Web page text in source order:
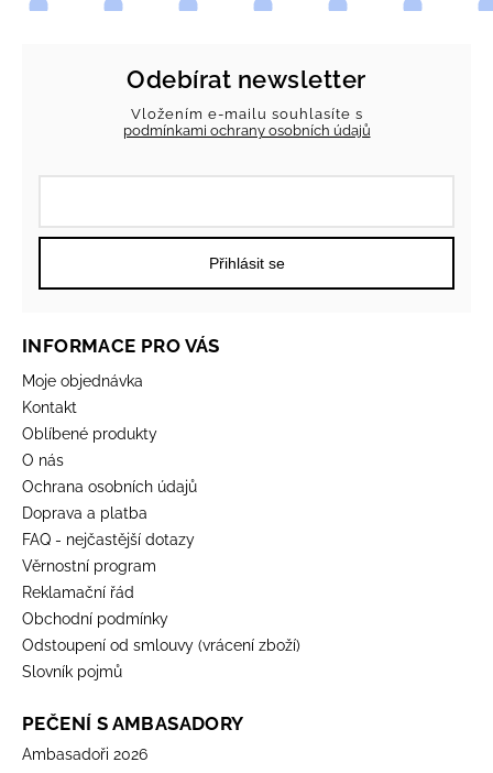
Odebírat newsletter
Vložením e-mailu souhlasíte s
podmínkami ochrany osobních údajů
Přihlásit se
INFORMACE PRO VÁS
Moje objednávka
Kontakt
Oblíbené produkty
O nás
Ochrana osobních údajů
Doprava a platba
FAQ - nejčastější dotazy
Věrnostní program
Reklamační řád
Obchodní podmínky
Odstoupení od smlouvy (vrácení zboží)
Slovník pojmů
PEČENÍ S AMBASADORY
Ambasadoři 2026